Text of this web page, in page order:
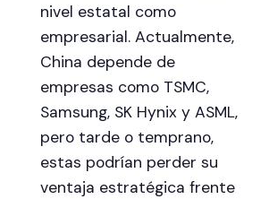
nivel estatal como
empresarial. Actualmente,
China depende de
empresas como TSMC,
Samsung, SK Hynix y ASML,
pero tarde o temprano,
estas podrían perder su
ventaja estratégica frente